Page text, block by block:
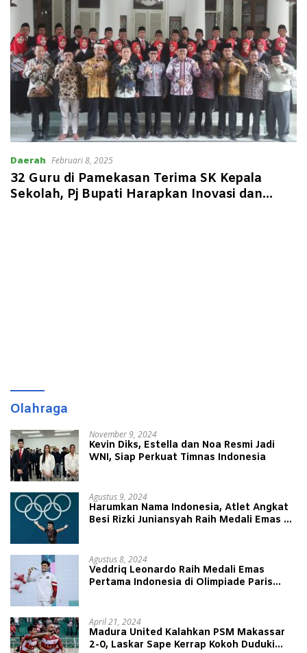
Daerah Februari 8, 2025
32 Guru di Pamekasan Terima SK Kepala
Sekolah, Pj Bupati Harapkan Inovasi dan
Olahraga
November 9, 2024
Kevin Diks, Estella dan Noa Resmi Jadi
WNI, Siap Perkuat Timnas Indonesia
Agustus 9, 2024
Harumkan Nama Indonesia, Atlet Angkat
Besi Rizki Juniansyah Raih Medali Emas di
Agustus 8, 2024
Veddriq Leonardo Raih Medali Emas
Pertama Indonesia di Olimpiade Paris
April 21, 2024
Madura United Kalahkan PSM Makassar
2-0, Laskar Sape Kerrap Kokoh Duduki